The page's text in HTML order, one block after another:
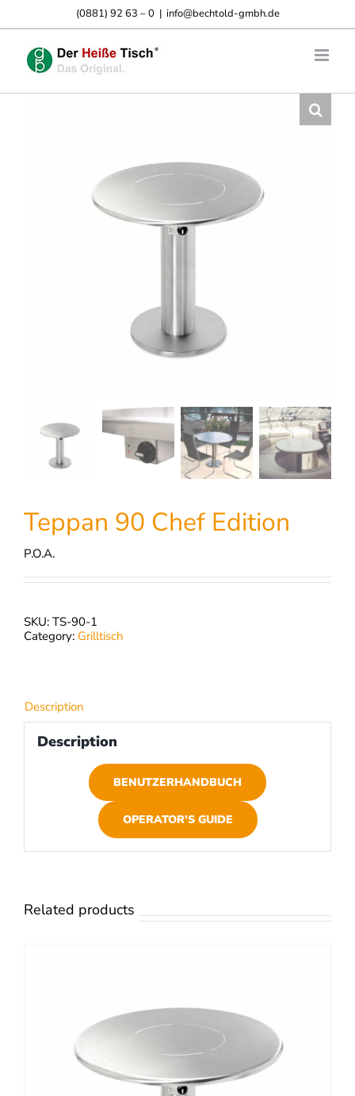
(0881) 92 63 – 0 | info@bechtold-gmbh.de
Teppan 90 Chef Edition
P.O.A.
SKU: TS-90-1
Category: Grilltisch
Description
Description
BENUTZERHANDBUCH
OPERATOR’S GUIDE
Related products